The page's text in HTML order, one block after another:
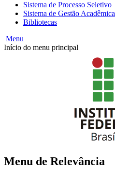
Sistema de Processo Seletivo
Sistema de Gestão Acadêmica
Bibliotecas
Menu
Início do menu principal
Menu de Relevância